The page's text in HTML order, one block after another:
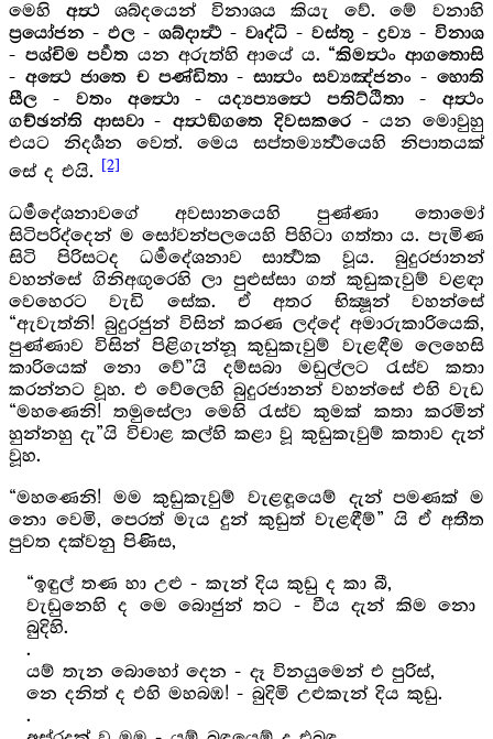
මෙහි අත්‍ථශබ්දයෙන් විනාශය කියැ වේ. මේ වනාහි
ප්‍රයෝජන - ඵල - ශබ්දාර්‍ත්‍ථ - වෘද්ධි - වස්තු - ද්‍රව්‍ය - විනාශ
- පශ්චිම පර්‍වත යන අරුත්හි ආයේ ය. “කිමත්‍ථං ආගතොසි
- අත්‍ථෙ ජාතෙ ච පණ්ඩිතා - සාත්‍ථං සව්‍යඤ්ජනං - හොති
සීල - වතං අත්‍ථො - යද්‍යප්‍යත්‍ථෙ පතිට්ඨිතා - අත්‍ථං
ගච්ඡන්ති ආසවා - අත්‍ථඞ්‍ගතෙ දිවසකරෙ -යන මොවුහු
එයට නිදර්‍ශන වෙත්. මෙය සප්තම්‍යර්‍ත්‍ථයෙහි නිපාතයක්
සේ ද එයි.
[2]
ධර්‍මදේශනාවගේ අවසානයෙහි පුණ්ණා තොමෝ
සිටිපරිද්දෙන් ම සෝවන්පලයෙහි පිහිටා ගත්තා ය. පැමිණ
සිටි පිරිසටද ධර්‍මදේශනාව සාර්‍ත්‍ථක වූය. බුදුරජානන්
වහන්සේ ගිනිඅඟුරෙහි ලා පුළුස්සා ගත් කුඩුකැවුම් වළඳා
වෙහෙරට වැඩි සේක. ඒ අතර භික්‍ෂූන් වහන්සේ
“ඇවැත්නි! බුදුරජුන් විසින් කරණ ලද්දේ අමාරුකාරියෙකි,
පුණ්ණාව විසින් පිළිගැන්නූ කුඩුකැවුම් වැළඳීම ලෙහෙසි
කාරියෙක් නො වේ”යි දම්සබා මඩුල්ලට රැස්ව කතා
කරන්නට වූහ. එ වේලෙහි බුදුරජානන් වහන්සේ එහි වැඩ
“මහණෙනි! තමුසේලා මෙහි රැස්ව කුමක් කතා කරමින්
හුන්නහු දැ”යි විචාළ කල්හි කළා වූ කුඩුකැවුම් කතාව දැන්
වූහ.
“මහණෙනි! මම කුඩුකැවුම් වැළඳූයෙම් දැන් පමණක් ම
නො වෙමි, පෙරත් මැය දුන් කුඩුත් වැළඳීම්” යි ඒ අතීත
පුවත දක්වනු පිණිස,
“ඉඳුල් තණ හා උළු - කැන් දිය කුඩු ද කා බී,
වැඩුනෙහි ද මෙ බොජුන් තට - වීය දැන් කිම නො
බුදිහි.
.
යම් තැන බොහෝ දෙන - දෑ විනයුමෙන් එ පුරිස්,
නෙ දනිත් ද එහි මහබඹ! - බුදිමි උළුකැන් දිය කුඩු.
.